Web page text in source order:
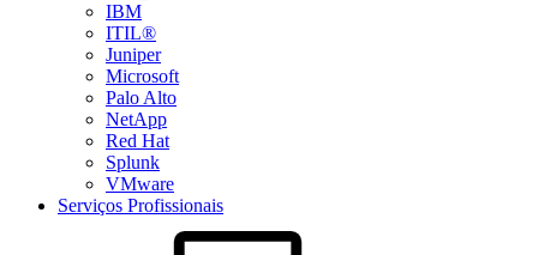
IBM
ITIL®
Juniper
Microsoft
Palo Alto
NetApp
Red Hat
Splunk
VMware
Serviços Profissionais